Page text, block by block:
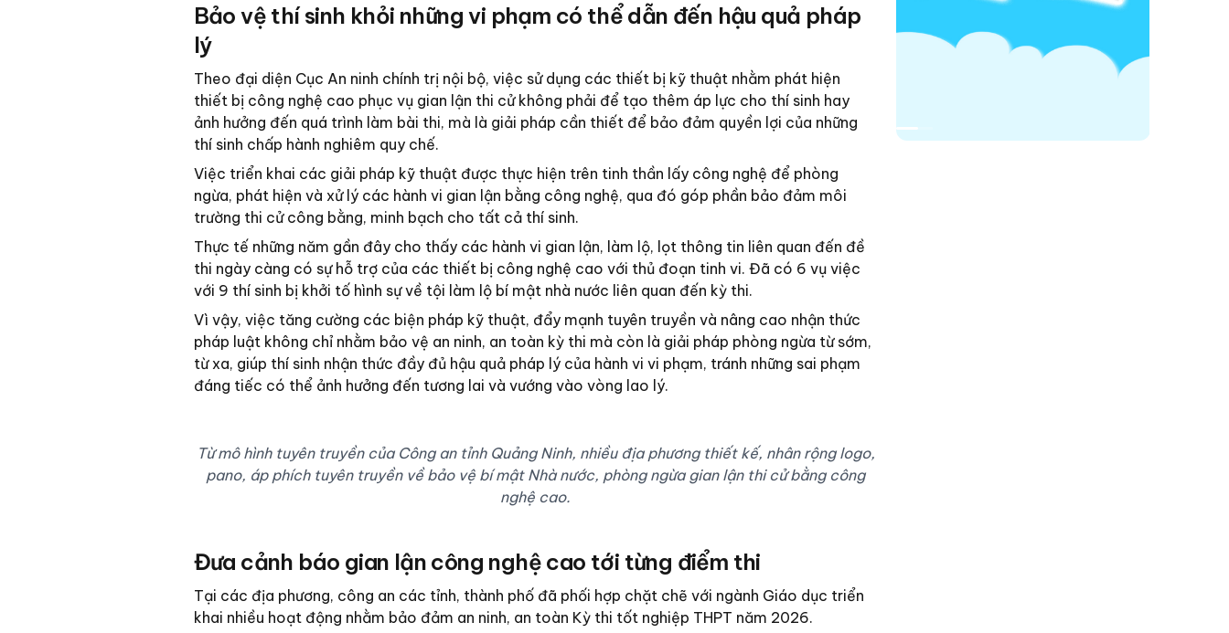
Bảo vệ thí sinh khỏi những vi phạm có thể dẫn đến hậu quả pháp
lý
Theo đại diện Cục An ninh chính trị nội bộ, việc sử dụng các thiết bị kỹ thuật nhằm phát hiện
thiết bị công nghệ cao phục vụ gian lận thi cử không phải để tạo thêm áp lực cho thí sinh hay
ảnh hưởng đến quá trình làm bài thi, mà là giải pháp cần thiết để bảo đảm quyền lợi của những
thí sinh chấp hành nghiêm quy chế.
Việc triển khai các giải pháp kỹ thuật được thực hiện trên tinh thần lấy công nghệ để phòng
ngừa, phát hiện và xử lý các hành vi gian lận bằng công nghệ, qua đó góp phần bảo đảm môi
trường thi cử công bằng, minh bạch cho tất cả thí sinh.
Thực tế những năm gần đây cho thấy các hành vi gian lận, làm lộ, lọt thông tin liên quan đến đề
thi ngày càng có sự hỗ trợ của các thiết bị công nghệ cao với thủ đoạn tinh vi. Đã có 6 vụ việc
với 9 thí sinh bị khởi tố hình sự về tội làm lộ bí mật nhà nước liên quan đến kỳ thi.
Vì vậy, việc tăng cường các biện pháp kỹ thuật, đẩy mạnh tuyên truyền và nâng cao nhận thức
pháp luật không chỉ nhằm bảo vệ an ninh, an toàn kỳ thi mà còn là giải pháp phòng ngừa từ sớm,
từ xa, giúp thí sinh nhận thức đầy đủ hậu quả pháp lý của hành vi vi phạm, tránh những sai phạm
đáng tiếc có thể ảnh hưởng đến tương lai và vướng vào vòng lao lý.
Từ mô hình tuyên truyền của Công an tỉnh Quảng Ninh, nhiều địa phương thiết kế, nhân rộng logo,
pano, áp phích tuyên truyền về bảo vệ bí mật Nhà nước, phòng ngừa gian lận thi cử bằng công
nghệ cao.
Đưa cảnh báo gian lận công nghệ cao tới từng điểm thi
Tại các địa phương, công an các tỉnh, thành phố đã phối hợp chặt chẽ với ngành Giáo dục triển
khai nhiều hoạt động nhằm bảo đảm an ninh, an toàn Kỳ thi tốt nghiệp THPT năm 2026.